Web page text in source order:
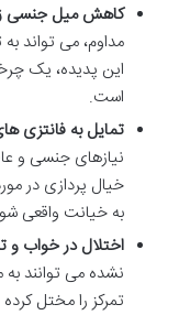
کاهش میل جنسی
مداوم، می تواند
این پدیده، یک
است.
تمایل به فانتزی
نیازهای جنسی و
خیال پردازی در
به خیانت واقعی
اختلال در خواب و
نشده می توانند
تمرکز را مختل